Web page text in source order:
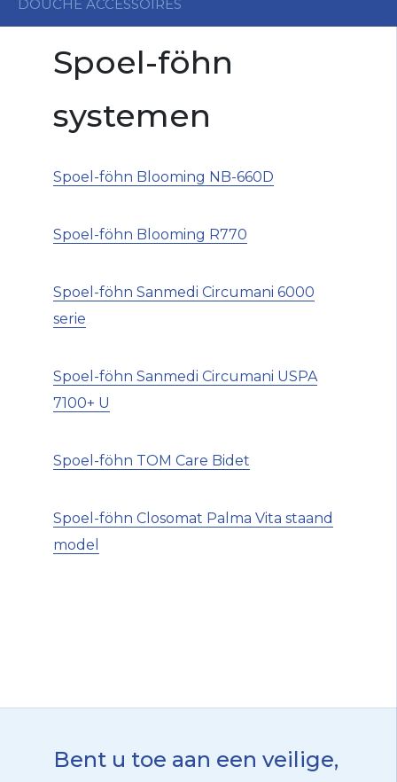
DOUCHE ACCESSOIRES
Spoel-föhn
systemen
Spoel-föhn Blooming NB-660D
Spoel-föhn Blooming R770
Spoel-föhn Sanmedi Circumani 6000
serie
Spoel-föhn Sanmedi Circumani USPA
7100+ U
Spoel-föhn TOM Care Bidet
Spoel-föhn Closomat Palma Vita staand
model
Bent u toe aan een veilige,